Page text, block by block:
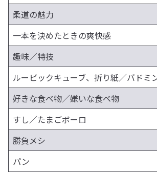
柔道の魅力
一本を決めたときの爽快感
趣味／特技
ルービックキューブ、折り紙／バドミ
好きな食べ物／嫌いな食べ物
すし／たまごボーロ
勝負メシ
パン